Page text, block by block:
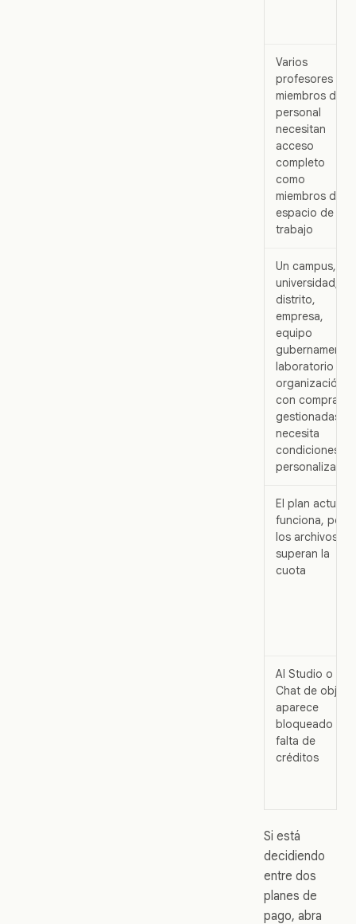
Varios
profesores o
miembros del
personal
necesitan
acceso
completo
como
miembros del
espacio de
trabajo
Un campus,
universidad,
distrito,
empresa,
equipo
gubernamental,
laboratorio u
organización
con compras
gestionadas
necesita
condiciones
personalizadas
El plan actual
funciona, pero
los archivos
superan la
cuota
AI Studio o
Chat de objeto
aparece
bloqueado por
falta de
créditos
Si está
decidiendo
entre dos
planes de
pago, abra